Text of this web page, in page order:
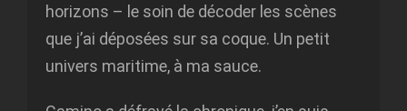
horizons – le soin de décoder les scènes
que j’ai déposées sur sa coque. Un petit
univers maritime, à ma sauce.